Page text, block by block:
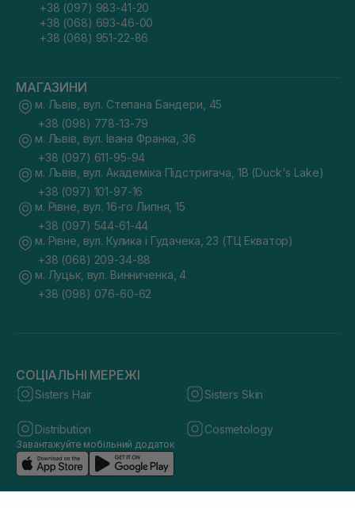
+38 (097) 983-41-20
+38 (068) 693-46-00
+38 (068) 951-22-86
МАГАЗИНИ
м. Львів, вул. Степана Бандери, 45
+38 (098) 778-13-79
м. Львів, вул. Івана Франка, 36
+38 (097) 611-95-94
м. Львів, вул. Академіка Підстригача, 1В (Duck's Lake)
+38 (097) 101-97-16
м. Рівне, вул. 16-го Липня, 15
+38 (097) 544-61-44
м. Рівне, вул. Кулика і Гудачека, 23 (ТЦ Екватор)
+38 (068) 209-34-88
м. Луцьк, вул. Винниченка, 4
+38 (098) 076-60-62
СОЦІАЛЬНІ МЕРЕЖІ
Sisters Hair Sisters Skin
Distribution Cosmetology
Завантажуйте мобільний додаток